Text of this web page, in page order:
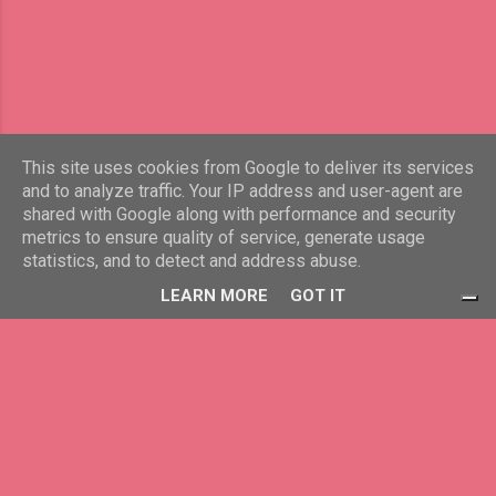
освобождаване, което трудно може да
се обясни с думи. Този масаж не е като
типичните Арома или релаксиращи
терапии. Той е преживяване на енергийно
ниво. И след него има спокойствие,
яснота и осезаемо повишаване на тонуса.
Древна практика с модерно значение
Тайландският масаж има история над
Предоставено от Blogger
This site uses cookies from Google to deliver its services
and to analyze traffic. Your IP address and user-agent are
shared with Google along with performance and security
metrics to ensure quality of service, generate usage
statistics, and to detect and address abuse.
LEARN MORE GOT IT